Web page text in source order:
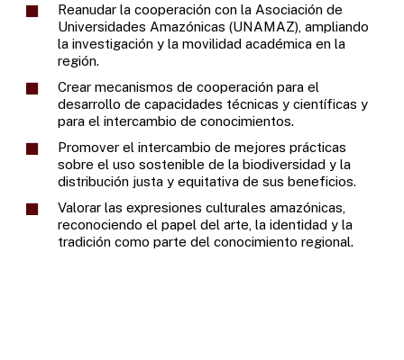
Reanudar la cooperación con la Asociación de
Universidades Amazónicas (UNAMAZ), ampliando
la investigación y la movilidad académica en la
región.
Crear mecanismos de cooperación para el
desarrollo de capacidades técnicas y científicas y
para el intercambio de conocimientos.
Promover el intercambio de mejores prácticas
sobre el uso sostenible de la biodiversidad y la
distribución justa y equitativa de sus beneficios.
Valorar las expresiones culturales amazónicas,
reconociendo el papel del arte, la identidad y la
tradición como parte del conocimiento regional.